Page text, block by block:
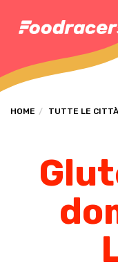
HOME TUTTE LE CITTÀ